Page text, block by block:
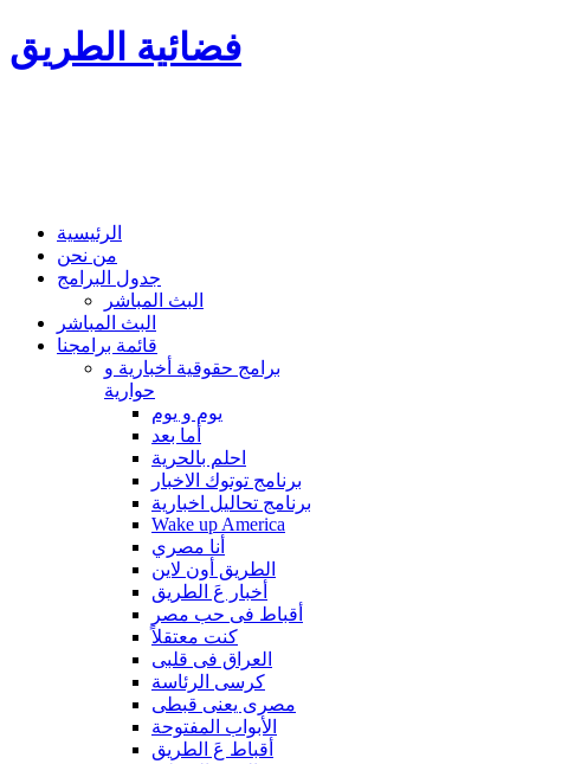
فضائية الطريق
الرئيسية
من نحن
جدول البرامج
البث المباشر
البث المباشر
قائمة برامجنا
برامج حقوقية أخبارية و
حوارية
يوم و يوم
أما بعد
احلم بالحرية
برنامج توتوك الاخبار
برنامج تحاليل اخبارية
Wake up America
أنا مصري
الطريق أون لاين
أخبار عَ الطريق
أقباط فى حب مصر
كنت معتقلاً
العراق فى قلبى
كرسى الرئاسة
مصرى يعنى قبطى
الأبواب المفتوحة
أقباط عَ الطريق